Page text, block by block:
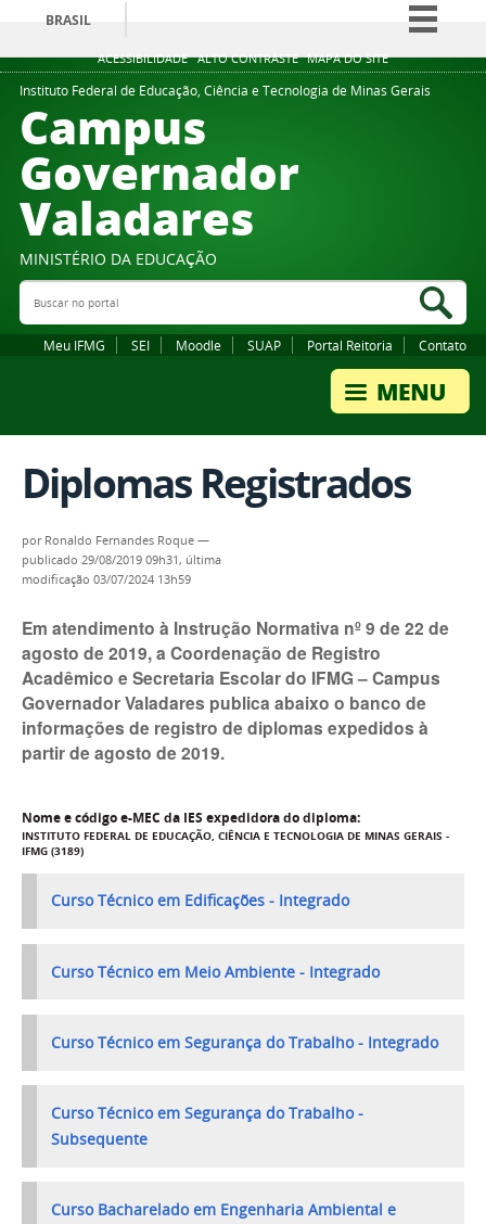
ACESSIBILIDADE ALTO CONTRASTE MAPA DO SITE
BRASIL
Simplifique!
Comunica BR
Instituto Federal de Educação, Ciência e Tecnologia de Minas Gerais
Campus
Governador
Valadares
MINISTÉRIO DA EDUCAÇÃO
Buscar no portal
Meu IFMG SEI Moodle SUAP Portal Reitoria Contato
Diplomas Registrados
por Ronaldo Fernandes Roque —
publicado 29/08/2019 09h31, última
modificação 03/07/2024 13h59
Em atendimento à Instrução Normativa nº 9 de 22 de
agosto de 2019, a Coordenação de Registro
Acadêmico e Secretaria Escolar do IFMG – Campus
Governador Valadares publica abaixo o banco de
informações de registro de diplomas expedidos à
partir de agosto de 2019.
Nome e código e-MEC da IES expedidora do diploma:
INSTITUTO FEDERAL DE EDUCAÇÃO, CIÊNCIA E TECNOLOGIA DE MINAS GERAIS -
IFMG (3189)
Curso Técnico em Edificações - Integrado
Curso Técnico em Meio Ambiente - Integrado
Curso Técnico em Segurança do Trabalho - Integrado
Curso Técnico em Segurança do Trabalho -
Subsequente
Curso Bacharelado em Engenharia Ambiental e